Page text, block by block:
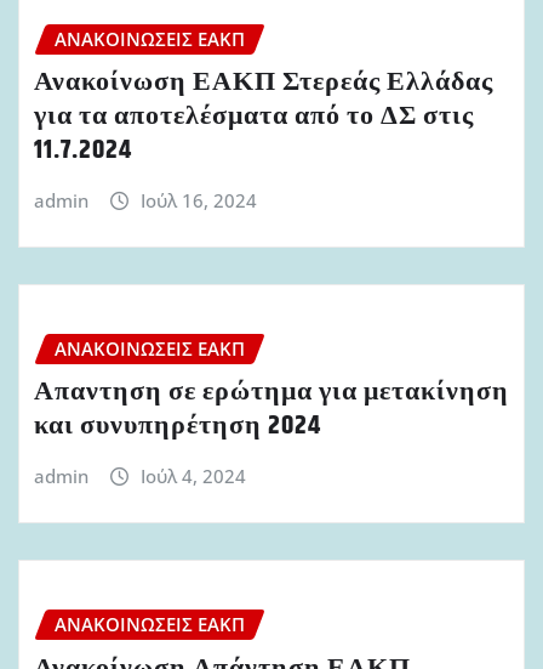
ΑΝΑΚΟΙΝΏΣΕΙΣ ΕΑΚΠ
Ανακοίνωση ΕΑΚΠ Στερεάς Ελλάδας
για τα αποτελέσματα από το ΔΣ στις
11.7.2024
admin Ιούλ 16, 2024
ΑΝΑΚΟΙΝΏΣΕΙΣ ΕΑΚΠ
Απαντηση σε ερώτημα για μετακίνηση
και συνυπηρέτηση 2024
admin Ιούλ 4, 2024
ΑΝΑΚΟΙΝΏΣΕΙΣ ΕΑΚΠ